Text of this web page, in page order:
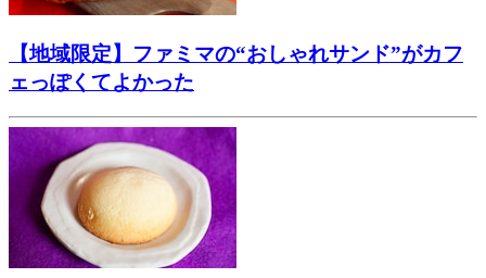
【地域限定】ファミマの“おしゃれサンド”がカフ
ェっぽくてよかった